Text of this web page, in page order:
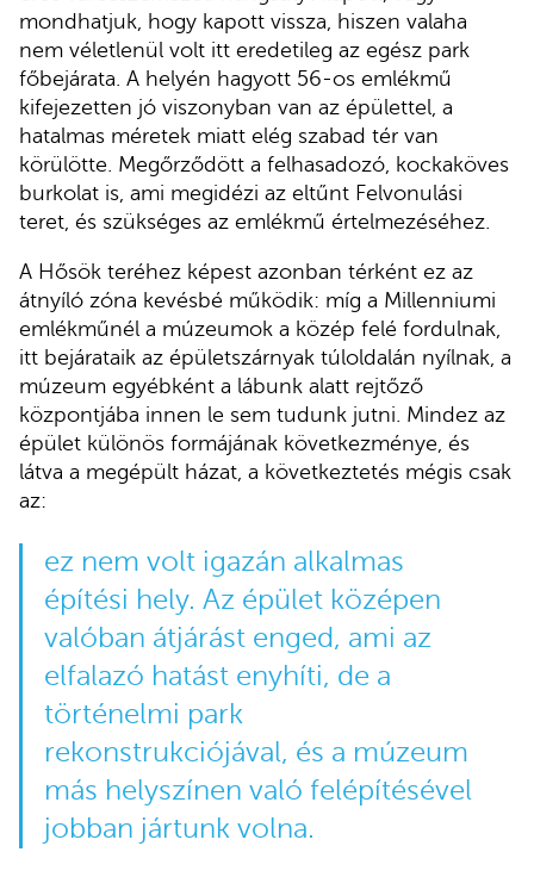
mondhatjuk, hogy kapott vissza, hiszen valaha
nem véletlenül volt itt eredetileg az egész park
főbejárata. A helyén hagyott 56-os emlékmű
kifejezetten jó viszonyban van az épülettel, a
hatalmas méretek miatt elég szabad tér van
körülötte. Megőrződött a felhasadozó, kockaköves
burkolat is, ami megidézi az eltűnt Felvonulási
teret, és szükséges az emlékmű értelmezéséhez.
A Hősök teréhez képest azonban térként ez az
átnyíló zóna kevésbé működik: míg a Millenniumi
emlékműnél a múzeumok a közép felé fordulnak,
itt bejárataik az épületszárnyak túloldalán nyílnak, a
múzeum egyébként a lábunk alatt rejtőző
központjába innen le sem tudunk jutni. Mindez az
épület különös formájának következménye, és
látva a megépült házat, a következtetés mégis csak
az:
ez nem volt igazán alkalmas
építési hely. Az épület középen
valóban átjárást enged, ami az
elfalazó hatást enyhíti, de a
történelmi park
rekonstrukciójával, és a múzeum
más helyszínen való felépítésével
jobban jártunk volna.